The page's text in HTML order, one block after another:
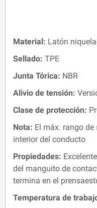
Material: Latón
Sellado: TPE
Junta Tórica: NBR
Alivio de tensión:
Clase de protección:
Nota: El máx. rango
interior del conducto
Propiedades:
del manguito de
termina en el
Temperatura de